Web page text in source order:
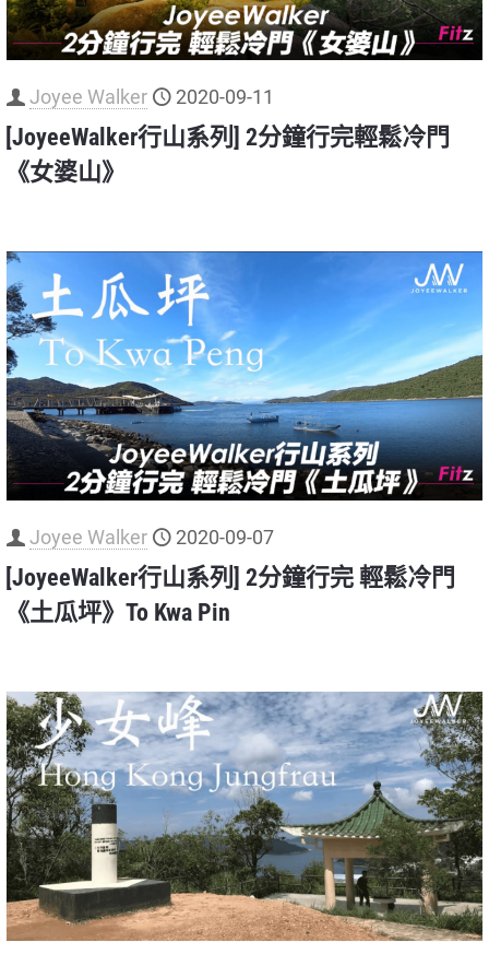
Joyee Walker 2020-09-11
[JoyeeWalker行山系列] 2分鐘行完輕鬆冷門
《女婆山》
Joyee Walker 2020-09-07
[JoyeeWalker行山系列] 2分鐘行完 輕鬆冷門
《土瓜坪》To Kwa Pin